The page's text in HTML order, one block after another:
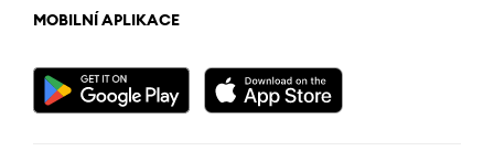
MOBILNÍ APLIKACE